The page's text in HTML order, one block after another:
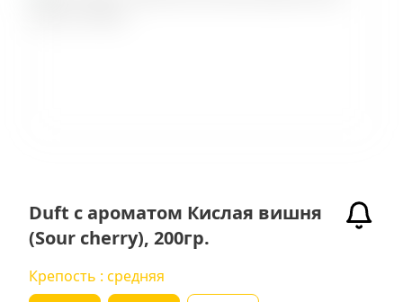
Duft с ароматом Кислая вишня
(Sour cherry), 200гр.
Крепость : средняя